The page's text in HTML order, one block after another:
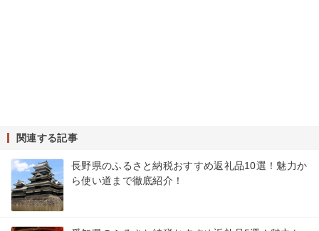
関連する記事
長野県のふるさと納税おすすめ返礼品10選！魅力か
ら使い道まで徹底紹介！